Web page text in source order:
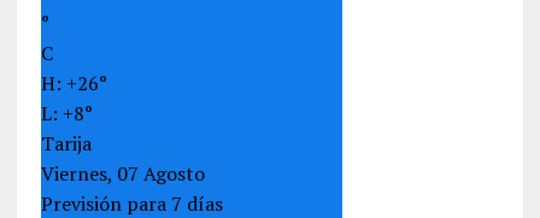
°
C
H: +26°
L: +8°
Tarija
Viernes, 07 Agosto
Previsión para 7 días